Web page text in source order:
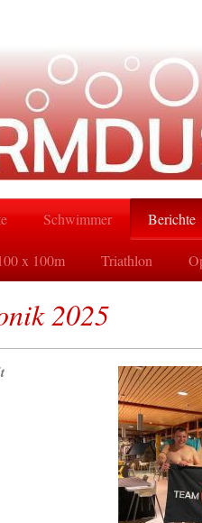
Schwimmer Berichte
x 100m Triathlon
2025